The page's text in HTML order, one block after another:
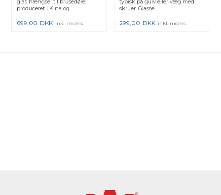
glas hængsel til brusedøre,
produceret i Kina og...
699,00 DKK inkl. moms
typisk på gulv eller væg med
skruer. Glasse...
299,00 DKK inkl. moms